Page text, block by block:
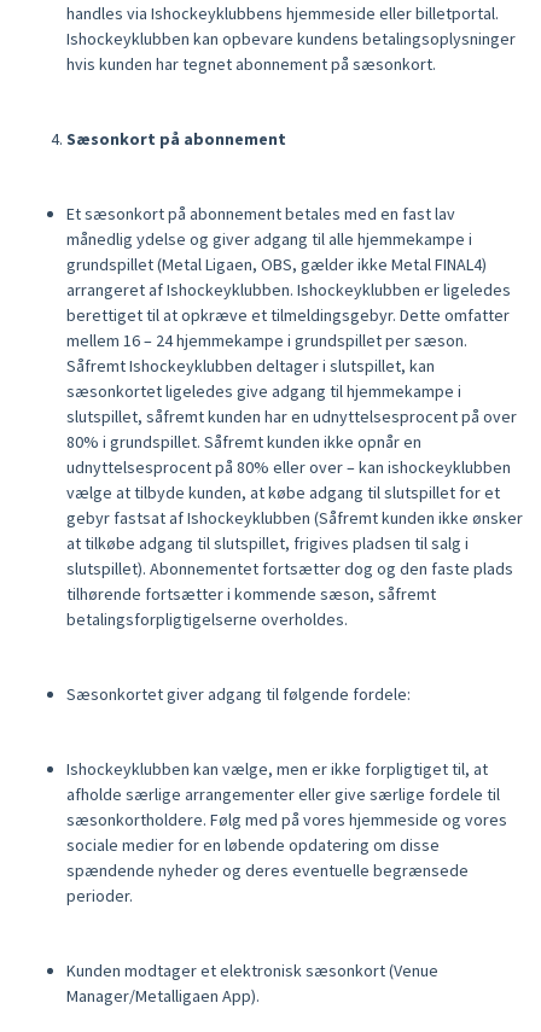
handles via Ishockeyklubbens hjemmeside eller billetportal.
Ishockeyklubben kan opbevare kundens betalingsoplysninger
hvis kunden har tegnet abonnement på sæsonkort.
Sæsonkort på abonnement
Et sæsonkort på abonnement betales med en fast lav
månedlig ydelse og giver adgang til alle hjemmekampe i
grundspillet (Metal Ligaen, OBS, gælder ikke Metal FINAL4)
arrangeret af Ishockeyklubben. Ishockeyklubben er ligeledes
berettiget til at opkræve et tilmeldingsgebyr. Dette omfatter
mellem 16 – 24 hjemmekampe i grundspillet per sæson.
Såfremt Ishockeyklubben deltager i slutspillet, kan
sæsonkortet ligeledes give adgang til hjemmekampe i
slutspillet, såfremt kunden har en udnyttelsesprocent på over
80% i grundspillet. Såfremt kunden ikke opnår en
udnyttelsesprocent på 80% eller over – kan ishockeyklubben
vælge at tilbyde kunden, at købe adgang til slutspillet for et
gebyr fastsat af Ishockeyklubben (Såfremt kunden ikke ønsker
at tilkøbe adgang til slutspillet, frigives pladsen til salg i
slutspillet). Abonnementet fortsætter dog og den faste plads
tilhørende fortsætter i kommende sæson, såfremt
betalingsforpligtigelserne overholdes.
Sæsonkortet giver adgang til følgende fordele:
Ishockeyklubben kan vælge, men er ikke forpligtiget til, at
afholde særlige arrangementer eller give særlige fordele til
sæsonkortholdere. Følg med på vores hjemmeside og vores
sociale medier for en løbende opdatering om disse
spændende nyheder og deres eventuelle begrænsede
perioder.
Kunden modtager et elektronisk sæsonkort (Venue
Manager/Metalligaen App).